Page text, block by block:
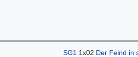
SG1 1x02 Der Feind in